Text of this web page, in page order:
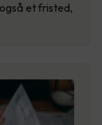
et fristed,